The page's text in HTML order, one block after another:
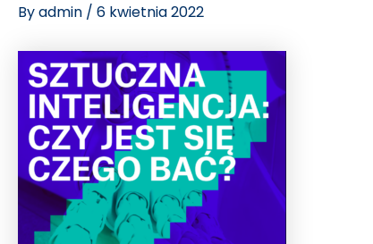
Byadmin / 6 kwietnia 2022